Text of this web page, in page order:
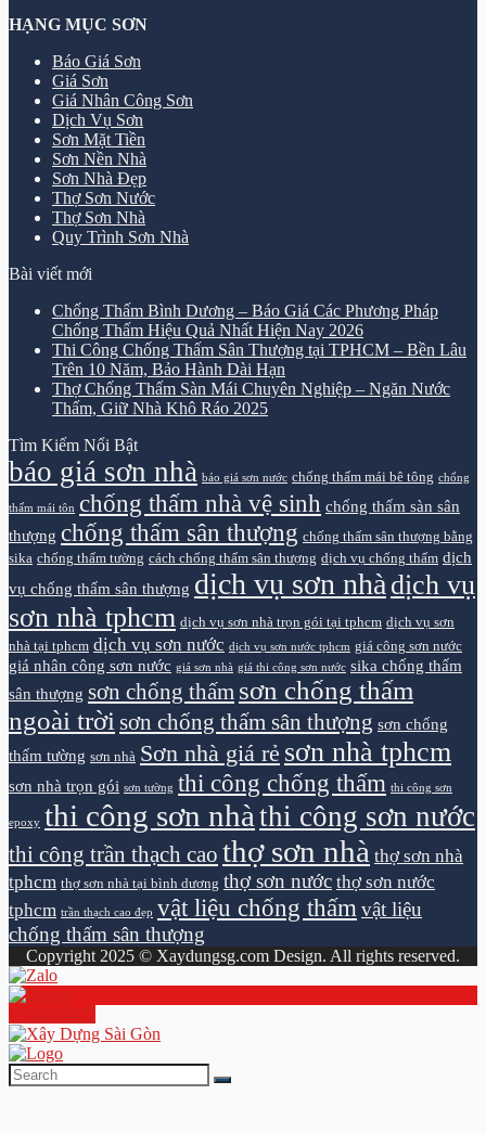
HẠNG MỤC SƠN
Báo Giá Sơn
Giá Sơn
Giá Nhân Công Sơn
Dịch Vụ Sơn
Sơn Mặt Tiền
Sơn Nền Nhà
Sơn Nhà Đẹp
Thợ Sơn Nước
Thợ Sơn Nhà
Quy Trình Sơn Nhà
Bài viết mới
Chống Thấm Bình Dương – Báo Giá Các Phương Pháp
Chống Thấm Hiệu Quả Nhất Hiện Nay 2026
Thi Công Chống Thấm Sân Thượng tại TPHCM – Bền Lâu
Trên 10 Năm, Bảo Hành Dài Hạn
Thợ Chống Thấm Sàn Mái Chuyên Nghiệp – Ngăn Nước
Thấm, Giữ Nhà Khô Ráo 2025
Tìm Kiếm Nổi Bật
báo giá sơn nhà báo giá sơn nước chống thấm mái bê tông chống
thấm mái tôn chống thấm nhà vệ sinh chống thấm sàn sân
thượng chống thấm sân thượng chống thấm sân thượng bằng
sika chống thấm tường cách chống thấm sân thượng dịch vụ chống thấm dịch
vụ chống thấm sân thượng dịch vụ sơn nhà dịch vụ
sơn nhà tphcm dịch vụ sơn nhà trọn gói tại tphcm dịch vụ sơn
nhà tại tphcm dịch vụ sơn nước dịch vụ sơn nước tphcm giá công sơn nước
giá nhân công sơn nước giá sơn nhà giá thi công sơn nước sika chống thấm
sân thượng sơn chống thấm sơn chống thấm
ngoài trời sơn chống thấm sân thượng sơn chống
thấm tường sơn nhà Sơn nhà giá rẻ sơn nhà tphcm
sơn nhà trọn gói sơn tường thi công chống thấm thi công sơn
epoxy thi công sơn nhà thi công sơn nước
thi công trần thạch cao thợ sơn nhà thợ sơn nhà
tphcm thợ sơn nhà tại bình dương thợ sơn nước thợ sơn nước
tphcm trần thạch cao đẹp vật liệu chống thấm vật liệu
chống thấm sân thượng
Copyright 2025 © Xaydungsg.com Design. All rights reserved.